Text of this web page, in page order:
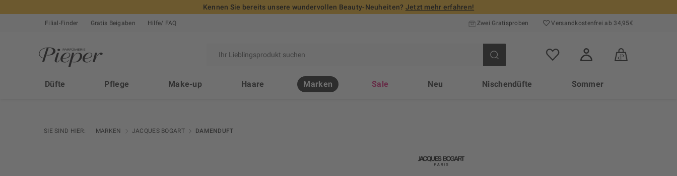
Kennen Sie bereits unsere wundervollen Beauty-Neuheiten? Jetzt mehr erfahren!
Filial-Finder Gratis Beigaben Hilfe/ FAQ Zwei Gratisproben Versand­kosten­frei ab 34,95€
Düfte Pflege Make-up Haare Marken Sale Neu Nischendüfte Sommer
SIE SIND HIER: MARKEN JACQUES BOGART DAMENDUFT